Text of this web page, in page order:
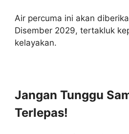
Air percuma ini akan
Disember 2029, tertakluk
kelayakan.
Jangan Tunggu
Terlepas!